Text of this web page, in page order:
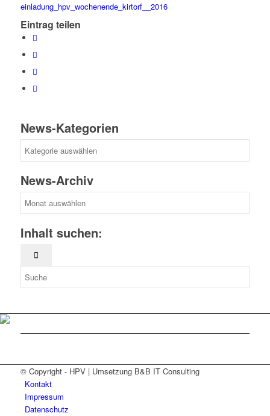
einladung_hpv_wochenende_kirtorf__2016
Eintrag teilen
News-Kategorien
News-
Kategorien
News-Archiv
News-
Inhalt suchen:
© Copyright - HPV | Umsetzung B&B IT Consulting
Kontakt
Impressum
Datenschutz